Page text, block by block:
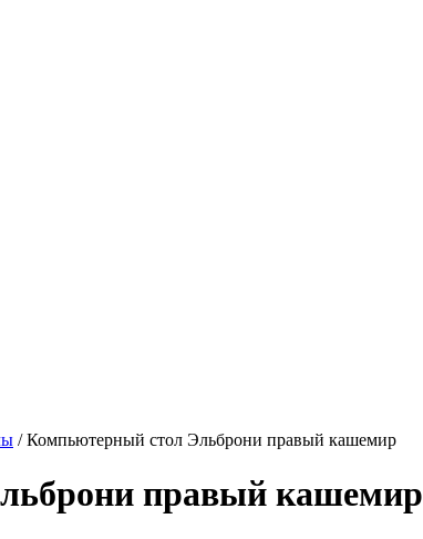
/Компьютерный стол Эльброни правый кашемир
правый кашемир